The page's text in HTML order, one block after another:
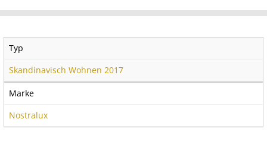
Typ
Skandinavisch Wohnen 2017
Marke
Nostralux